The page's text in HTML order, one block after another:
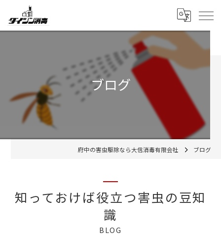
ブログ
府中の害虫駆除なら大信消毒有限会社 ブログ
知っておけば役立つ害虫の豆知
識
BLOG